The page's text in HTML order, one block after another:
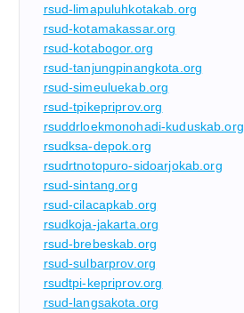
rsud-limapuluhkotakab.org
rsud-kotamakassar.org
rsud-kotabogor.org
rsud-tanjungpinangkota.org
rsud-simeuluekab.org
rsud-tpikepriprov.org
rsuddrloekmonohadi-kuduskab.org
rsudksa-depok.org
rsudrtnotopuro-sidoarjokab.org
rsud-sintang.org
rsud-cilacapkab.org
rsudkoja-jakarta.org
rsud-brebeskab.org
rsud-sulbarprov.org
rsudtpi-kepriprov.org
rsud-langsakota.org